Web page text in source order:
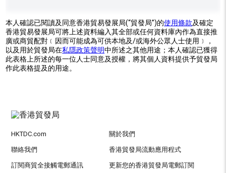
本人確認已閱讀及同意香港貿易發展局(“貿發局”)的使用條款及確定
香港貿易發展局可將上述資料編入其全部或任何資料庫內作為直接推
廣或商貿配對﹝因而可能成為可供本地及/或海外公眾人士使用﹞，
以及用於貿發局在私隱政策聲明中所述之其他用途；本人確認已獲得
此表格上所述的每一位人士同意及授權，將其個人資料提供予貿發局
作此表格提及的用途。
HKTDC.com 關於我們
聯絡我們 香港貿發局流動應用程式
訂閱商貿全接觸電郵通訊 更新您的香港貿發局電郵訂閱